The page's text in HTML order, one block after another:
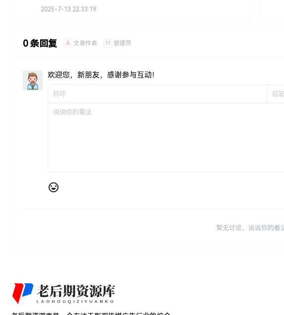
2025-7-13 22:33:19
0 条回复 A 文章作者 M 管理员
欢迎您，新朋友，感谢参与互动！
暂无讨论，说说你的看